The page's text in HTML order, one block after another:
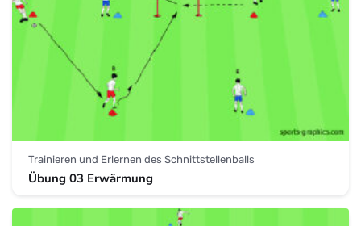
Trainieren und Erlernen des Schnittstellenballs
Übung 03 Erwärmung